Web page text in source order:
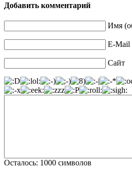
Добавить комментарий
Имя
E-Mail
Сайт
Осталось: 1000 символов